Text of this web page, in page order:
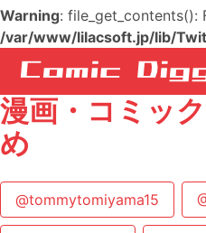
Warning: file_get_contents():
/var/www/lilacsoft.jp/lib/
漫画・コミッ
め
@tommytomiyama15